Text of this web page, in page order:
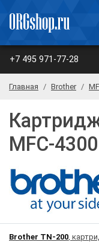
+7 495 971-77-28
Главная Brother
MFC-4300
Brother TN-200,